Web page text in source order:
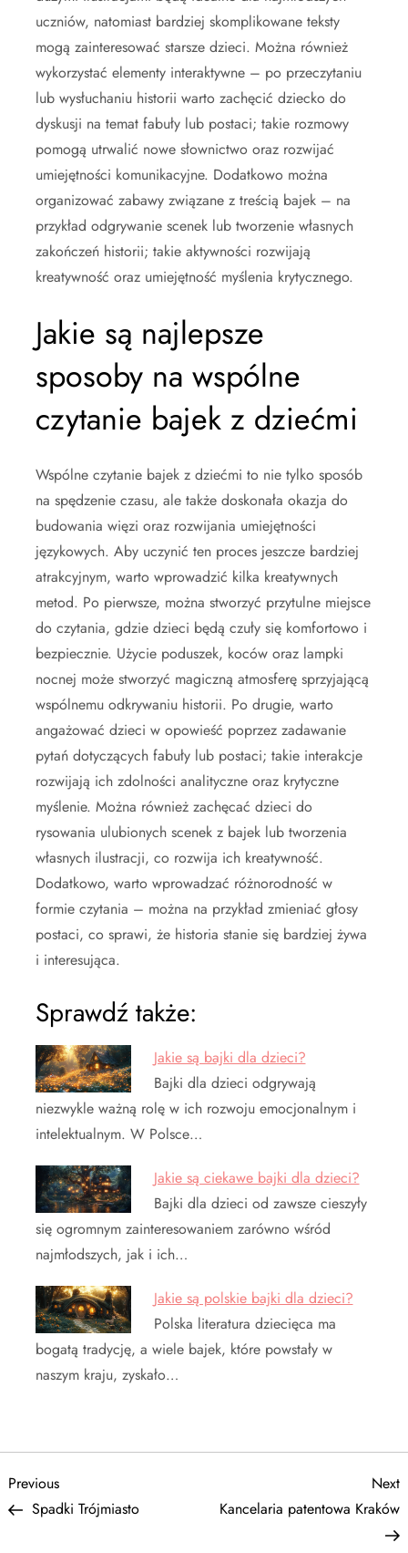
uczniów, natomiast bardziej skomplikowane teksty
mogą zainteresować starsze dzieci. Można również
wykorzystać elementy interaktywne – po przeczytaniu
lub wysłuchaniu historii warto zachęcić dziecko do
dyskusji na temat fabuły lub postaci; takie rozmowy
pomogą utrwalić nowe słownictwo oraz rozwijać
umiejętności komunikacyjne. Dodatkowo można
organizować zabawy związane z treścią bajek – na
przykład odgrywanie scenek lub tworzenie własnych
zakończeń historii; takie aktywności rozwijają
kreatywność oraz umiejętność myślenia krytycznego.
Jakie są najlepsze
sposoby na wspólne
czytanie bajek z dziećmi
Wspólne czytanie bajek z dziećmi to nie tylko sposób
na spędzenie czasu, ale także doskonała okazja do
budowania więzi oraz rozwijania umiejętności
językowych. Aby uczynić ten proces jeszcze bardziej
atrakcyjnym, warto wprowadzić kilka kreatywnych
metod. Po pierwsze, można stworzyć przytulne miejsce
do czytania, gdzie dzieci będą czuły się komfortowo i
bezpiecznie. Użycie poduszek, koców oraz lampki
nocnej może stworzyć magiczną atmosferę sprzyjającą
wspólnemu odkrywaniu historii. Po drugie, warto
angażować dzieci w opowieść poprzez zadawanie
pytań dotyczących fabuły lub postaci; takie interakcje
rozwijają ich zdolności analityczne oraz krytyczne
myślenie. Można również zachęcać dzieci do
rysowania ulubionych scenek z bajek lub tworzenia
własnych ilustracji, co rozwija ich kreatywność.
Dodatkowo, warto wprowadzać różnorodność w
formie czytania – można na przykład zmieniać głosy
postaci, co sprawi, że historia stanie się bardziej żywa
i interesująca.
Sprawdź także:
Jakie są bajki dla dzieci?
Bajki dla dzieci odgrywają
niezwykle ważną rolę w ich rozwoju emocjonalnym i
intelektualnym. W Polsce…
Jakie są ciekawe bajki dla dzieci?
Bajki dla dzieci od zawsze cieszyły
się ogromnym zainteresowaniem zarówno wśród
najmłodszych, jak i ich…
Jakie są polskie bajki dla dzieci?
Polska literatura dziecięca ma
bogatą tradycję, a wiele bajek, które powstały w
naszym kraju, zyskało…
N
Previous
Post
Previous
Spadki Trójmiasto
Next
Kancelaria patentowa Kraków